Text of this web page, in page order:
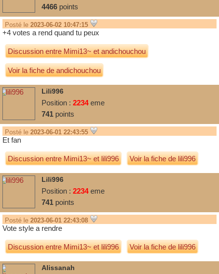
4466 points
Posté le 2023-06-02 10:47:15
+4 votes a rend quand tu peux
Discussion entreMimi13~etandichouchou
Voir la fiche de andichouchou
Lili996
Position : 2234eme
741 points
Posté le 2023-06-01 22:43:55
Et fan
Discussion entreMimi13~etlili996 Voir la fiche de lili996
Lili996
Position : 2234eme
741 points
Posté le 2023-06-01 22:43:08
Vote style a rendre
Discussion entreMimi13~etlili996 Voir la fiche de lili996
Alissanah